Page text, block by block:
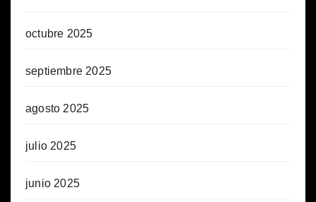
octubre 2025
septiembre 2025
agosto 2025
julio 2025
junio 2025